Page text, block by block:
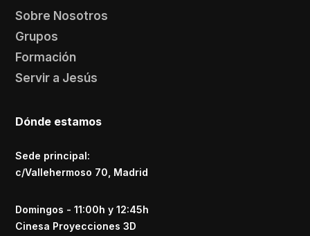
Sobre Nosotros
Grupos
Formación
Servir a Jesús
Dónde estamos
Sede principal:
c/Vallehermoso 70, Madrid
Domingos - 11:00h y 12:45h
Cinesa Proyecciones 3D